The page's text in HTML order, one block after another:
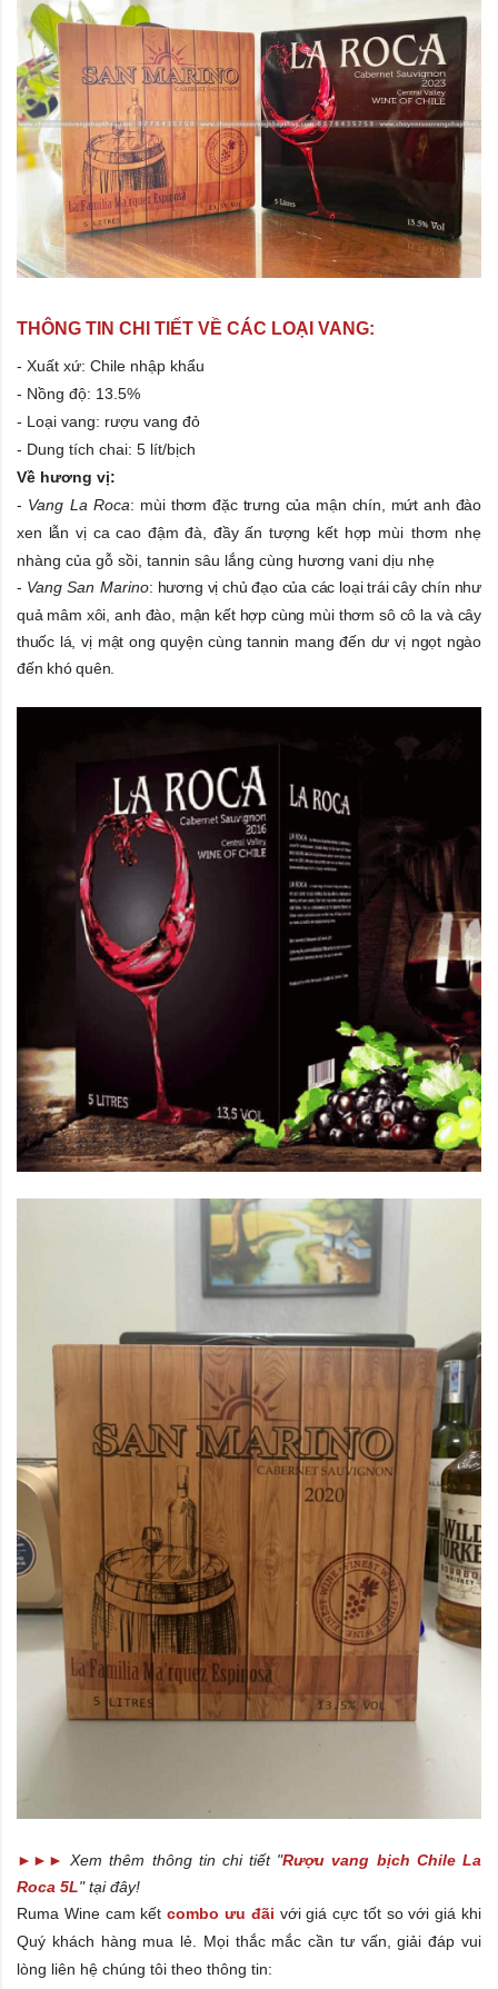
THÔNG TIN CHI TIẾT VỀ CÁC LOẠI VANG:
- Xuất xứ: Chile nhập khẩu
- Nồng độ: 13.5%
- Loại vang: rượu vang đỏ
- Dung tích chai: 5 lít/bịch
Về hương vị:
- Vang La Roca: mùi thơm đặc trưng của mận chín, mứt anh đào
xen lẫn vị ca cao đậm đà, đầy ấn tượng kết hợp mùi thơm nhẹ
nhàng của gỗ sồi, tannin sâu lắng cùng hương vani dịu nhẹ
- Vang San Marino: hương vị chủ đạo của các loại trái cây chín như
quả mâm xôi, anh đào, mận kết hợp cùng mùi thơm sô cô la và cây
thuốc lá, vị mật ong quyện cùng tannin mang đến dư vị ngọt ngào
đến khó quên.
►►► Xem thêm thông tin chi tiết "Rượu vang bịch Chile La
Roca 5L" tại đây!
Ruma Wine cam kếtcombo ưu đãi với giá cực tốt so với giá khi
Quý khách hàng mua lẻ. Mọi thắc mắc cần tư vấn, giải đáp vui
lòng liên hệ chúng tôi theo thông tin: